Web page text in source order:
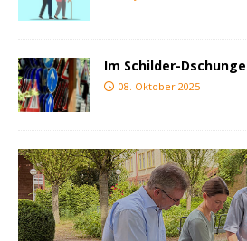
Im Schilder-
08. Oktober 2025